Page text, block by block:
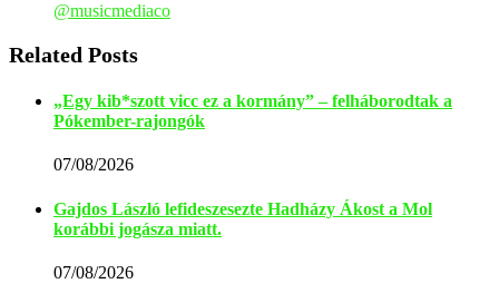
@musicmediaco
Related Posts
„Egy kib*szott vicc ez a kormány” – felháborodtak a
Pókember-rajongók
07/08/2026
Gajdos László lefideszesezte Hadházy Ákost a Mol
korábbi jogásza miatt.
07/08/2026